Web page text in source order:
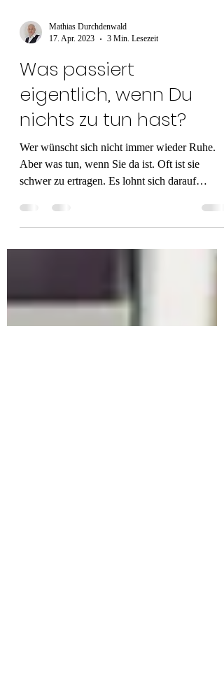
Mathias Durchdenwald
17. Apr. 2023
3 Min. Lesezeit
Was passiert
eigentlich, wenn Du
nichts zu tun hast?
Wer wünscht sich nicht immer wieder Ruhe.
Aber was tun, wenn Sie da ist. Oft ist sie